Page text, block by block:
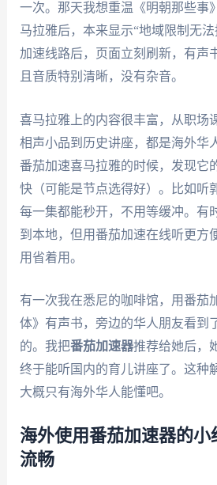
一次。那天我想重温《明朝那些事
马拉雅后，本来显示“地域限制无
加速线路后，页面立刻刷新，有声
且音质特别清晰，没有杂音。
喜马拉雅上的内容很丰富，从职场
相声小品到历史讲座，都是海外华
番茄加速喜马拉雅的时候，发现它
快（可能是节点选得好）。比如听
每一集都能秒开，不用等缓冲。有
到本地，但用番茄加速在线听更方
用省着用。
有一次我在悉尼的咖啡馆，用番茄
体》有声书，旁边的华人朋友看到
的。我把番茄加速器推荐给她后，
终于能听国内的育儿讲座了。这种
大概只有海外华人能懂吧。
海外使用番茄加速器的小
流畅